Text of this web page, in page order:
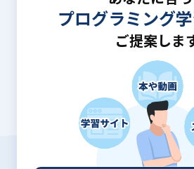
プログラミング
ご提案しま